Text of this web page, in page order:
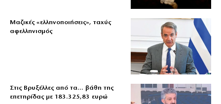
Μαζικές «ελληνοποιήσεις», ταχύς
αφελληνισμός
Στις Βρυξέλλες από τα… βάθη της
επετηρίδας με 183.325,83 ευρώ